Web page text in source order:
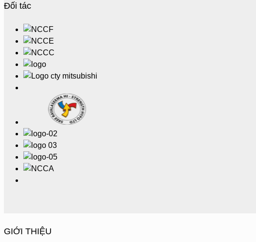
Đối tác
GIỚI THIỆU